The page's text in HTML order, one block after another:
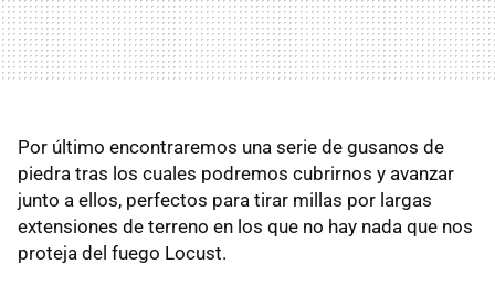
Por último encontraremos una serie de gusanos de
piedra tras los cuales podremos cubrirnos y avanzar
junto a ellos, perfectos para tirar millas por largas
extensiones de terreno en los que no hay nada que nos
proteja del fuego Locust.